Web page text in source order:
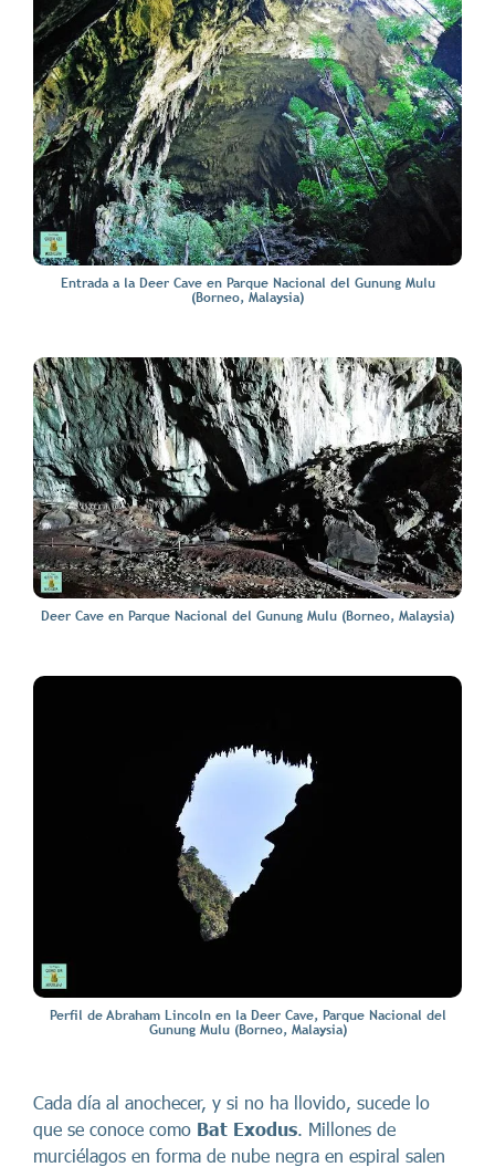
Entrada a la Deer Cave en Parque Nacional del Gunung Mulu
(Borneo, Malaysia)
Deer Cave en Parque Nacional del Gunung Mulu (Borneo, Malaysia)
Perfil de Abraham Lincoln en la Deer Cave, Parque Nacional del
Gunung Mulu (Borneo, Malaysia)
Cada día al anochecer, y si no ha llovido, sucede lo
que se conoce como Bat Exodus. Millones de
murciélagos en forma de nube negra en espiral salen